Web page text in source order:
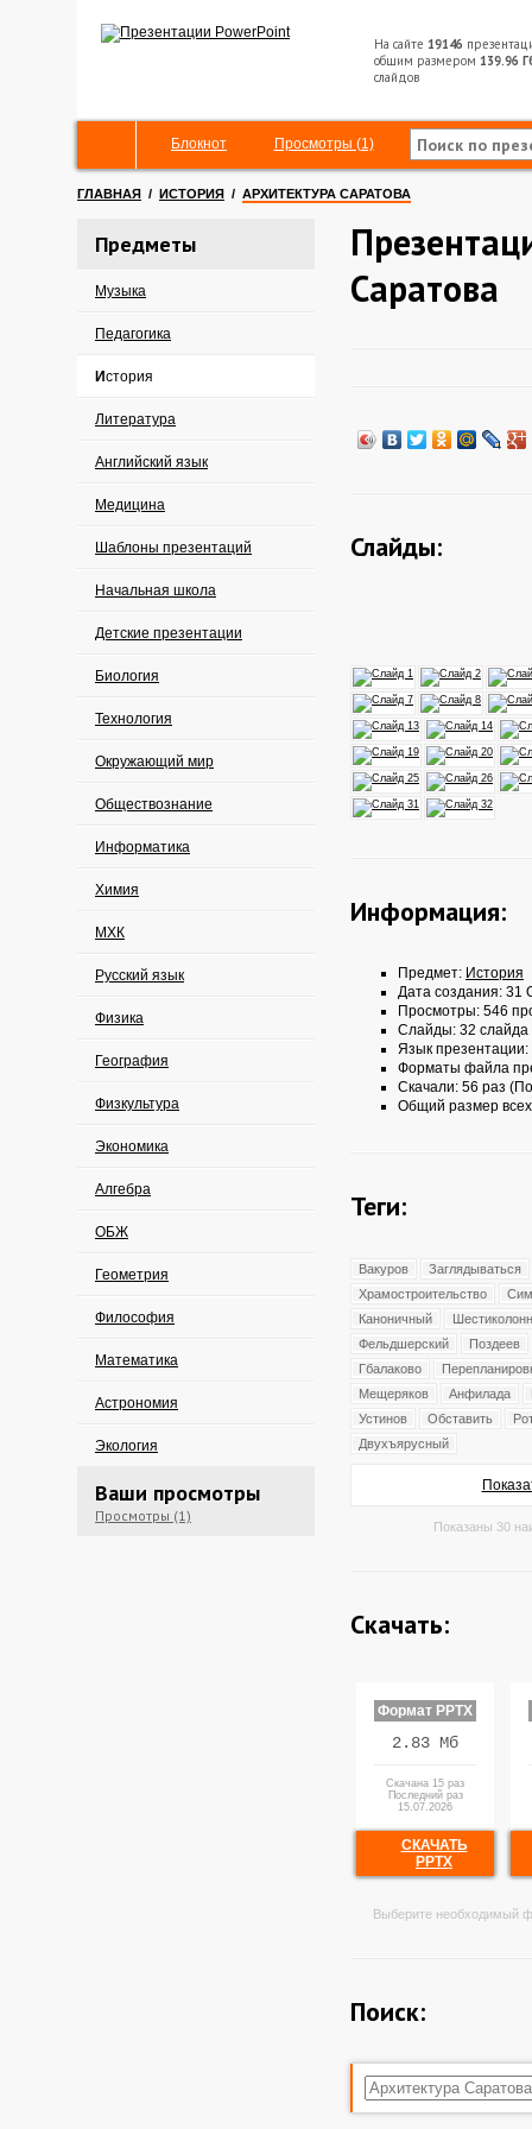
На сайте 19146
общим размером 139.96
слайдов
Блокнот Просмотры (1)
ГЛАВНАЯ / ИСТОРИЯ / АРХИТЕКТУРА САРАТОВА
Предметы
Музыка
Педагогика
История
Литература
Английский язык
Медицина
Шаблоны презентаций
Начальная школа
Детские презентации
Биология
Технология
Окружающий мир
Обществознание
Информатика
Химия
МХК
Русский язык
Физика
География
Физкультура
Экономика
Алгебра
ОБЖ
Геометрия
Философия
Математика
Астрономия
Экология
Ваши просмотры
Просмотры (1)
Саратова
Слайды:
Информация:
Предмет: История
Дата создания: 31
Просмотры: 546
Слайды: 32 слайда
Язык презентации:
Форматы файла
Скачали: 56 раз
Общий размер
Теги:
Вакуров
Заглядываться
Храмостроительство
Каноничный
Фельдшерский
Поздеев
Гбалаково
Мещеряков
Анфилада
Устинов
Обставить
Двухъярусный
Показаны 30
Скачать:
Формат PPTX
2.83 Мб
Скачана 15 раз
Последний раз
15.07.2026
СКАЧАТЬ
PPTX
Выберите необходимый
Поиск: